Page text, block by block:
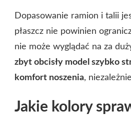
Dopasowanie ramion i talii
płaszcz nie powinien
nie może wyglądać na za
zbyt obcisły model szybko
komfort noszenia,
Jakie kolory